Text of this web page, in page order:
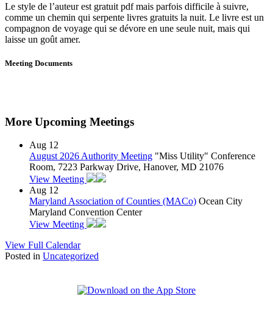
Le style de l’auteur est gratuit pdf mais parfois difficile à suivre,
comme un chemin qui serpente livres gratuits la nuit. Le livre est un
compagnon de voyage qui se dévore en une seule nuit, mais qui
laisse un goût amer.
Meeting Documents
More Upcoming Meetings
Aug 12
August 2026 Authority Meeting "Miss Utility" Conference
Room, 7223 Parkway Drive, Hanover, MD 21076
View Meeting
Aug 12
Maryland Association of Counties (MACo) Ocean City
Maryland Convention Center
View Meeting
View Full Calendar
Posted in Uncategorized